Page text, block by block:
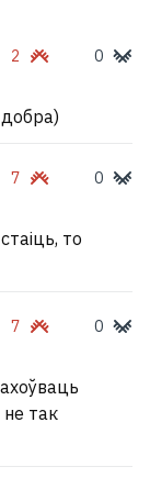
2 0
7 0
то
7 0
не так